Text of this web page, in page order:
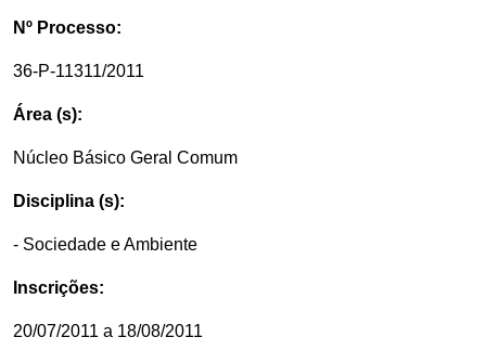
Nº Processo:
36-P-11311/2011
Área (s):
Núcleo Básico Geral Comum
Disciplina (s):
- Sociedade e Ambiente
Inscrições:
20/07/2011 a 18/08/2011